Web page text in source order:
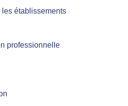
les établissements
professionnelle